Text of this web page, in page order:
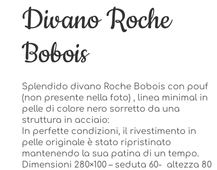
Divano Roche
Bobois
Splendido divano Roche Bobois con pouf
(non presente nella foto) , linea minimal in
pelle di colore nero sorretto da una
struttura in acciaio:
In perfette condizioni, il rivestimento in
pelle originale è stato ripristinato
mantenendo la sua patina di un tempo.
Dimensioni 280×100 – seduta 60- altezza 80
Divano Roche
Bobois
Splendido divano Roche Bobois con pouf
(non presente nella foto) , linea minimal in
pelle di colore nero sorretto da una
struttura in acciaio:
In perfette condizioni, il rivestimento in
pelle originale è stato ripristinato
mantenendo la sua patina di un tempo.
Dimensioni 280×100 – seduta 60- altezza 80